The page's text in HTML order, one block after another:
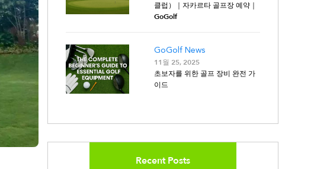
클럽）｜자카르타 골프장 예약｜
GoGolf
GoGolf News
11월 25, 2025
초보자를 위한 골프 장비 완전 가
이드
Recent Posts